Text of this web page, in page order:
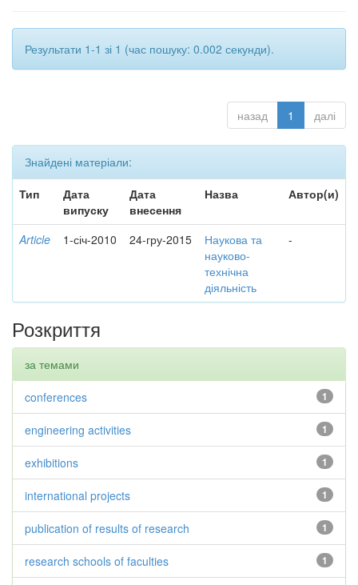
Результати 1-1 зі 1 (час пошуку: 0.002 секунди).
назад 1 далі
Знайдені матеріали:
Тип
Дата
випуску
Дата
внесення
Назва Автор(и)
Article 1-січ-2010 24-гру-2015
Наукова та
науково-
технічна
діяльність
-
Розкриття
за темами
1
conferences
1
engineering activities
1
exhibitions
1
international projects
1
publication of results of research
1
research schools of faculties